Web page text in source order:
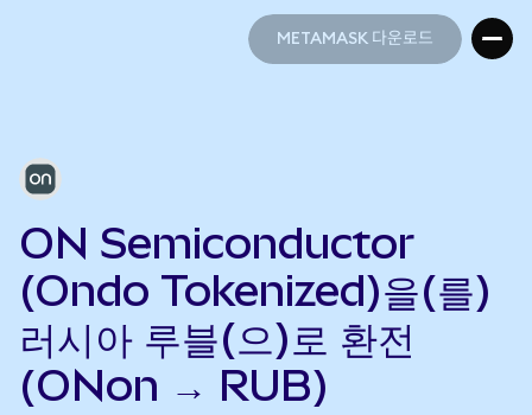
METAMASK 다운로드
ON Semiconductor
(Ondo Tokenized)을(를)
러시아 루블(으)로 환전
(ONon → RUB)